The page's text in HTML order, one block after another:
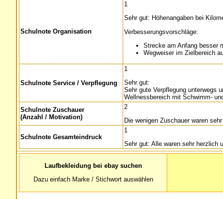
Schulnote Organisation
1
Sehr gut: Höhenangaben bei
Verbesserungsvorschläge:
Strecke am Anfang besser
Wegweiser im Zielbereich
Schulnote Service / Verpflegung
1
Sehr gut:
Sehr gute Verpflegung unterwegs
Wellnessbereich mit Schwimm-
Schulnote Zuschauer
(Anzahl / Motivation)
2
Die wenigen Zuschauer waren
Schulnote Gesamteindruck
1
Sehr gut: Alle waren sehr herzlich
Laufbekleidung bei ebay suchen
Dazu einfach Marke / Stichwort auswählen